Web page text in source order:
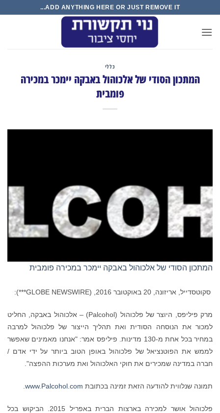
content
ADD ANYTHING HERE OR JUST REMOVE IT...
כללי
המתכון הסודי של אלכוהול באבקה יימכר במכירה
פומבית
המתכון הסודי של אלכוהול באבקה יימכר במכירה פומבית
סקוטסדייל, אריזונה, 20 באוקטובר 2016, (GLOBE NEWSWIRE***):
מרק פיליפס, היוצר של פלכוהול (Palcohol) – אלכוהול באבקה, החליט
למכור את הנוסחה הסודית ואת תהליך הייצור של פלכוהול למרבה
במחיר בכל אחת מ-130 מדינות. פיליפס אמר: "אנחנו מאמינים שאפשר
לממש את הפוטנציאל של פלכוהול באופן הטוב ביותר על ידי אדם /
חברה במדינה שמכירים את חוקי האלכוהול ואת מערכות ההפצה".
תמונה שנלווית להודעה הזאת זמינה בכתובת www.Palcohol.com
פלכוהול אושר למכירה בארצות הברית באפריל 2015. הביקוש בכל